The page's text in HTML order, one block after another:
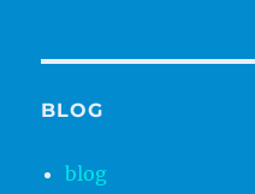
BLOG
blog